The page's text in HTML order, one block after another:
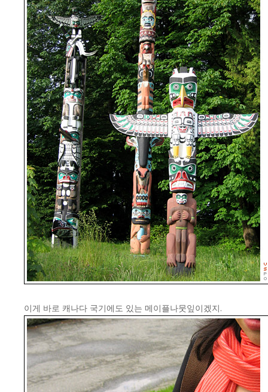
이게 바로 캐나다 국기에도 있는 메이플나뭇잎이겠지.